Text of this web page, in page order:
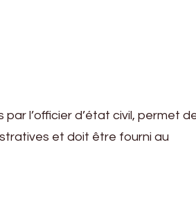
l’officier d’état civil, permet
et doit être fourni au